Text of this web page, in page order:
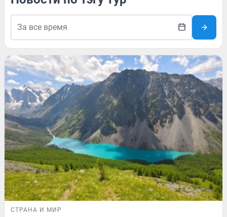
СТРАНА И МИР